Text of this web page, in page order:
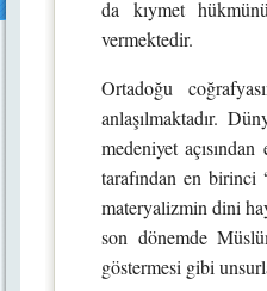
da kıymet
vermektedir.
Ortadoğu
anlaşılmaktadır.
medeniyet
tarafından en birinci
materyalizmin dini
son dönemde
göstermesi gibi